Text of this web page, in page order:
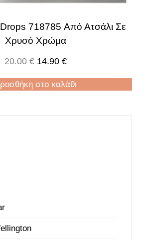
Drops 718785 Από Ατσάλι Σε
Χρυσό Χρώμα
20.00€ 14.90 €
στο καλάθι